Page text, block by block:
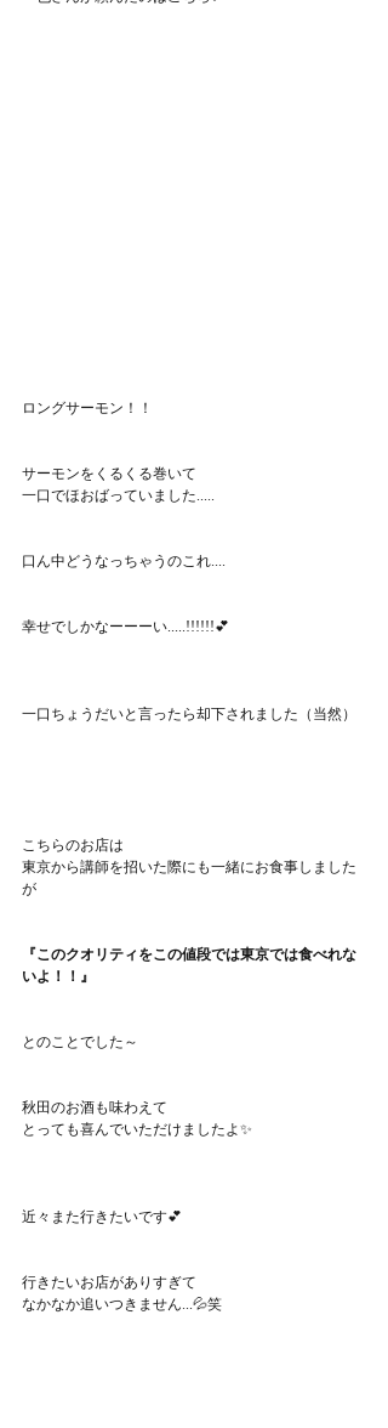
ロングサーモン！！
サーモンをくるくる巻いて
一口でほおばっていました.....
口ん中どうなっちゃうのこれ....
幸せでしかなーーーい.....!!!!!!💕
一口ちょうだいと言ったら却下されました（当然）
こちらのお店は
東京から講師を招いた際にも一緒にお食事しました
が
『このクオリティをこの値段では東京では食べれな
いよ！！』
とのことでした～
秋田のお酒も味わえて
とっても喜んでいただけましたよ✨
近々また行きたいです💕
行きたいお店がありすぎて
なかなか追いつきません...💦笑